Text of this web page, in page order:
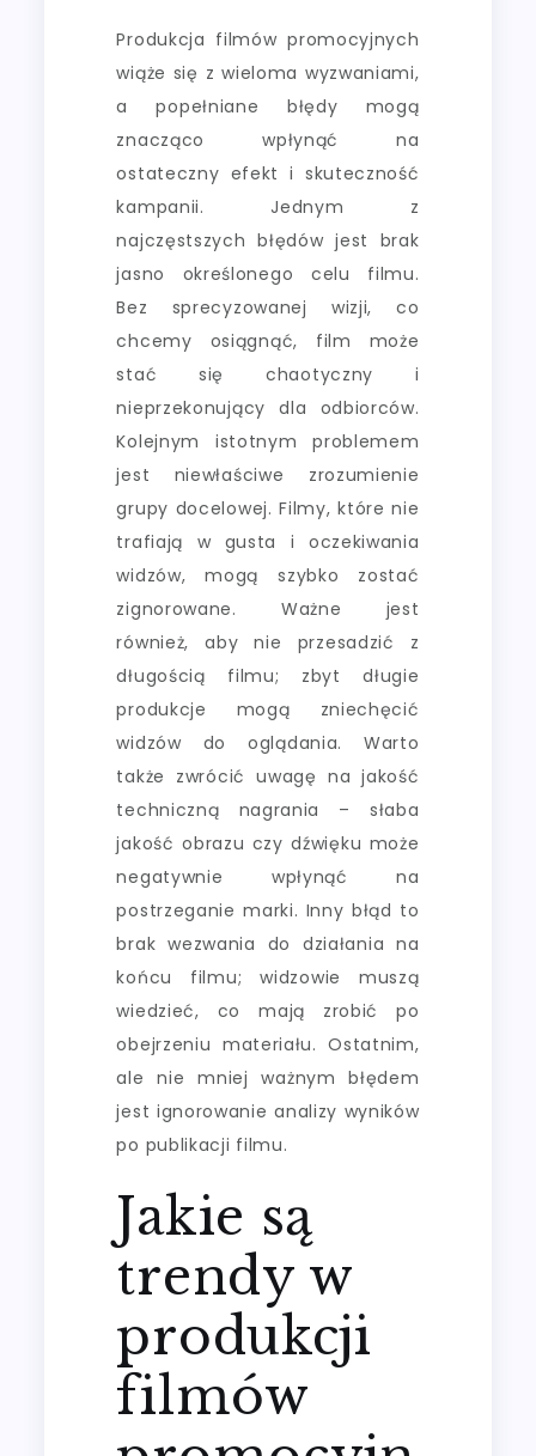
Produkcja filmów promocyjnych
wiąże się z wieloma wyzwaniami,
a popełniane błędy mogą
znacząco wpłynąć na
ostateczny efekt i skuteczność
kampanii. Jednym z
najczęstszych błędów jest brak
jasno określonego celu filmu.
Bez sprecyzowanej wizji, co
chcemy osiągnąć, film może
stać się chaotyczny i
nieprzekonujący dla odbiorców.
Kolejnym istotnym problemem
jest niewłaściwe zrozumienie
grupy docelowej. Filmy, które nie
trafiają w gusta i oczekiwania
widzów, mogą szybko zostać
zignorowane. Ważne jest
również, aby nie przesadzić z
długością filmu; zbyt długie
produkcje mogą zniechęcić
widzów do oglądania. Warto
także zwrócić uwagę na jakość
techniczną nagrania – słaba
jakość obrazu czy dźwięku może
negatywnie wpłynąć na
postrzeganie marki. Inny błąd to
brak wezwania do działania na
końcu filmu; widzowie muszą
wiedzieć, co mają zrobić po
obejrzeniu materiału. Ostatnim,
ale nie mniej ważnym błędem
jest ignorowanie analizy wyników
po publikacji filmu.
Jakie są
trendy w
produkcji
filmów